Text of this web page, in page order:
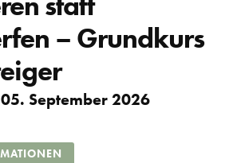
– Grundkurs
September 2026